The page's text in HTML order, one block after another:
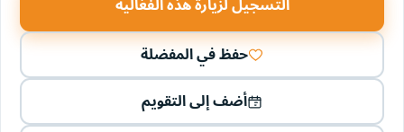
حفظ في المفضلة
أضف إلى التقويم